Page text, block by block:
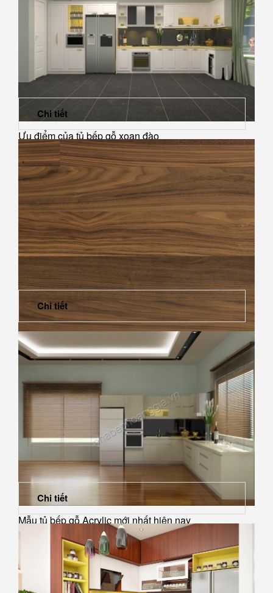
Ưu điểm của tủ bếp gỗ xoan đào
Chi tiết
Có nên dùng gỗ óc chó để làm đồ nội...
Chi tiết
Mẫu tủ bếp gỗ Acrylic mới nhất hiện nay
Chi tiết